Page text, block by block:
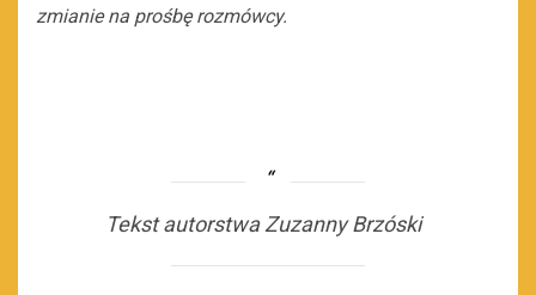
zmianie na prośbę rozmówcy.
Tekst autorstwa Zuzanny Brzóski